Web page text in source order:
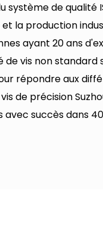
de qualité
la production
ayant 20 ans
vis non standard
répondre aux
de précision
avec succès dans